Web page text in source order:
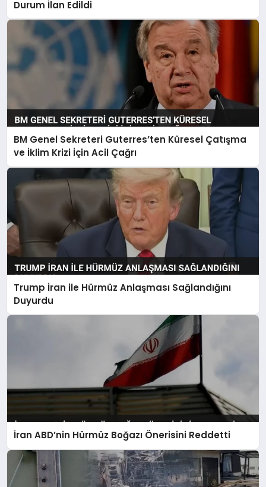
Durum İlan Edildi
BM Genel Sekreteri Guterres’ten Küresel Çatışma
ve İklim Krizi İçin Acil Çağrı
Trump İran ile Hürmüz Anlaşması Sağlandığını
Duyurdu
İran ABD’nin Hürmüz Boğazı Önerisini Reddetti